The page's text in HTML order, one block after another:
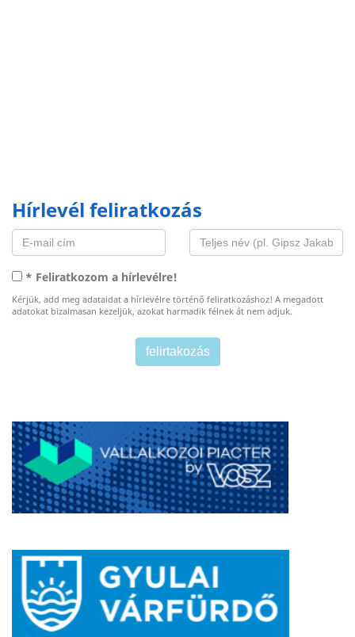
Hírlevél feliratkozás
* Feliratkozom a hírlevélre!
Kérjük, add meg adataidat a hírlevélre történő feliratkozáshoz! A megadott
adatokat bizalmasan kezeljük, azokat harmadik félnek át nem adjuk.